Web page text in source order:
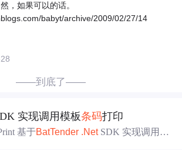
，如果可以的话。
babyt/archive/2009/02/27/14
——到底了——
实现调用模板条码打印
Demo：MyZebraPrint 基于BatTender .NetSDK 实现调用模